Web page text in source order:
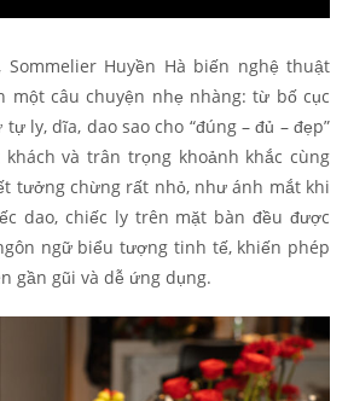
Sommelier Huyền Hà biến nghệ thuật
một câu chuyện nhẹ nhàng: từ bố cục
ly, dĩa, dao sao cho “đúng – đủ – đẹp”
và trân trọng khoảnh khắc cùng
tưởng chừng rất nhỏ, như ánh mắt khi
dao, chiếc ly trên mặt bàn đều được
ngữ biểu tượng tinh tế, khiến phép
gần gũi và dễ ứng dụng.